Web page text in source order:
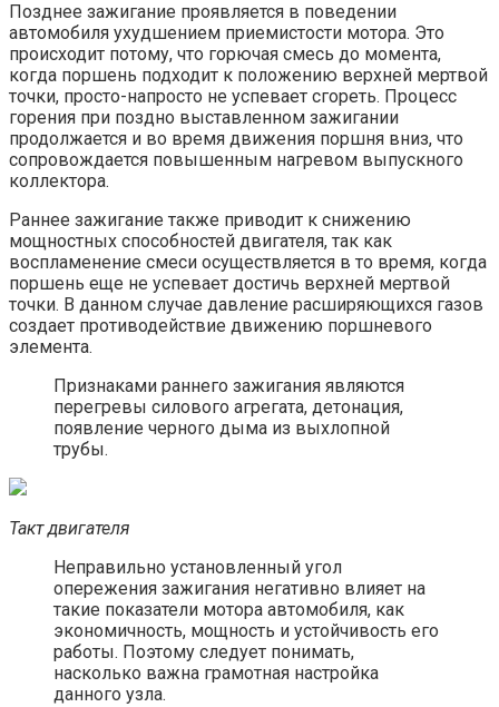
Позднее зажигание проявляется в поведении
автомобиля ухудшением приемистости мотора. Это
происходит потому, что горючая смесь до момента,
когда поршень подходит к положению верхней мертвой
точки, просто-напросто не успевает сгореть. Процесс
горения при поздно выставленном зажигании
продолжается и во время движения поршня вниз, что
сопровождается повышенным нагревом выпускного
коллектора.
Раннее зажигание также приводит к снижению
мощностных способностей двигателя, так как
воспламенение смеси осуществляется в то время, когда
поршень еще не успевает достичь верхней мертвой
точки. В данном случае давление расширяющихся газов
создает противодействие движению поршневого
элемента.
Признаками раннего зажигания являются
перегревы силового агрегата, детонация,
появление черного дыма из выхлопной
трубы.
Такт двигателя
Неправильно установленный угол
опережения зажигания негативно влияет на
такие показатели мотора автомобиля, как
экономичность, мощность и устойчивость его
работы. Поэтому следует понимать,
насколько важна грамотная настройка
данного узла.